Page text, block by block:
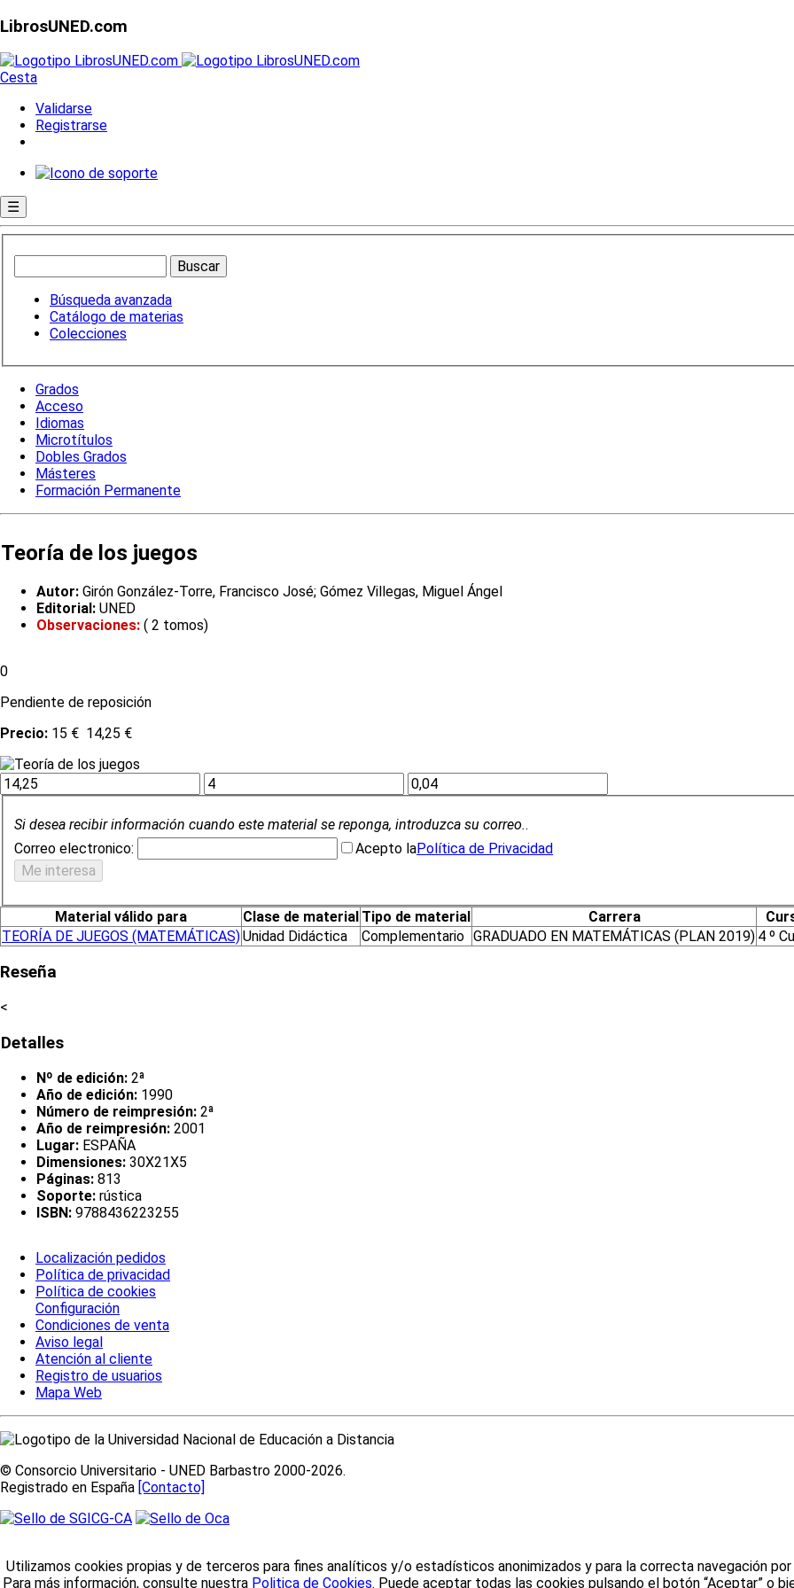
LibrosUNED.com
Cesta
Validarse
Registrarse
☰
Búsqueda avanzada
Catálogo de materias
Colecciones
Grados
Acceso
Idiomas
Microtítulos
Dobles Grados
Másteres
Formación Permanente
Teoría de los juegos
Autor: Girón González-Torre, Francisco José; Gómez Villegas, Miguel Ángel
Editorial: UNED
Observaciones: ( 2 tomos)
0
Pendiente de reposición
Precio: 15 € 14,25 €
Si desea recibir información cuando este material se reponga, introduzca su correo..
Correo electronico:
Acepto laPolítica de Privacidad
Material válido para Clase de material Tipo de material Carrera
TEORÍA DE JUEGOS (MATEMÁTICAS)Unidad Didáctica Complementario GRADUADO EN MATEMÁTICAS (PLAN 2019) 4 º
Reseña
<
Detalles
Nº de edición: 2ª
Año de edición: 1990
Número de reimpresión: 2ª
Año de reimpresión: 2001
Lugar: ESPAÑA
Dimensiones: 30X21X5
Páginas: 813
Soporte: rústica
ISBN: 9788436223255
Localización pedidos
Política de privacidad
Política de cookies
Configuración
Condiciones de venta
Aviso legal
Atención al cliente
Registro de usuarios
Mapa Web
© Consorcio Universitario - UNED Barbastro 2000-2026.
Registrado en España [Contacto]
Utilizamos cookies propias y de terceros para fines analíticos y/o estadísticos anonimizados y para la correcta navegación por
Para más información, consulte nuestra Politica de Cookies. Puede aceptar todas las cookies pulsando el botón “Aceptar” o